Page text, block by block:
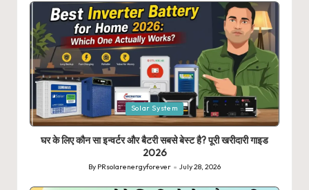
Posted
in
Solar System
घर के लिए कौन सा इन्वर्टर और बैटरी सबसे बेस्ट है? पूरी खरीदारी गाइड
2026
Posted
by
By PRsolarenergyforever July 28, 2026